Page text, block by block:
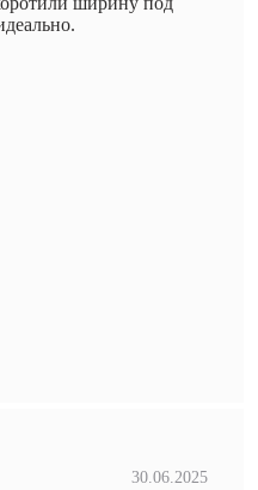
30.06.2025